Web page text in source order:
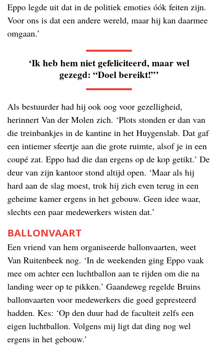
Eppo legde uit dat in de politiek emoties óók feiten zijn.
Voor ons is dat een andere wereld, maar hij kan daarmee
omgaan.’
‘Ik heb hem niet gefeliciteerd, maar wel
gezegd: “Doel bereikt!”’
Als bestuurder had hij ook oog voor gezelligheid,
herinnert Van der Molen zich. ‘Plots stonden er dan van
die treinbankjes in de kantine in het Huygenslab. Dat gaf
een intiemer sfeertje aan die grote ruimte, alsof je in een
coupé zat. Eppo had die dan ergens op de kop getikt.’ De
deur van zijn kantoor stond altijd open. ‘Maar als hij
hard aan de slag moest, trok hij zich even terug in een
geheime kamer ergens in het gebouw. Geen idee waar,
slechts een paar medewerkers wisten dat.’
BALLONVAART
Een vriend van hem organiseerde ballonvaarten, weet
Van Ruitenbeek nog. ‘In de weekenden ging Eppo vaak
mee om achter een luchtballon aan te rijden om die na
landing weer op te pikken.’ Gaandeweg regelde Bruins
ballonvaarten voor medewerkers die goed gepresteerd
hadden. Kes: ‘Op den duur had de faculteit zelfs een
eigen luchtballon. Volgens mij ligt dat ding nog wel
ergens in het gebouw.’